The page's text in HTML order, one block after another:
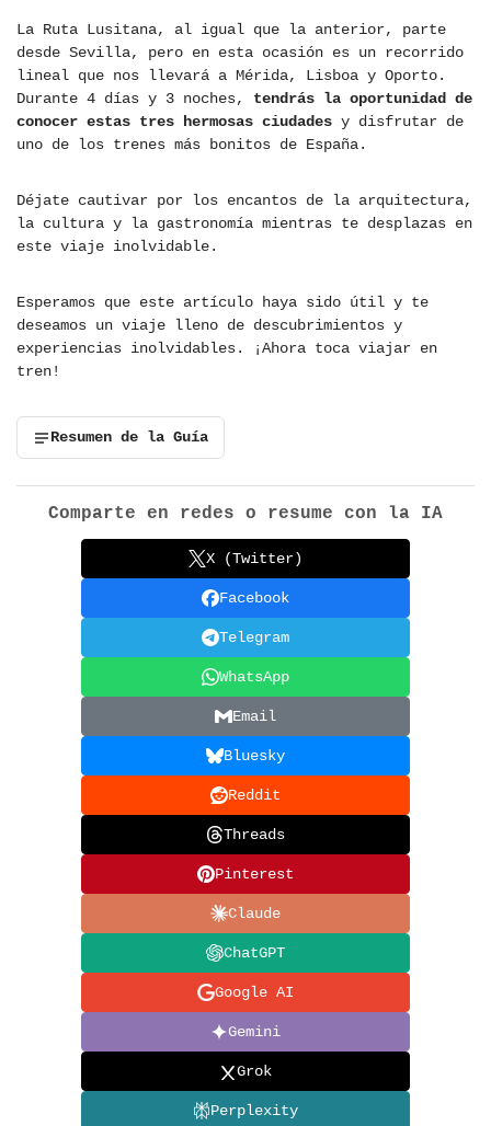
La Ruta Lusitana, al igual que la anterior, parte
desde Sevilla, pero en esta ocasión es un recorrido
lineal que nos llevará a Mérida, Lisboa y Oporto.
Durante 4 días y 3 noches, tendrás la oportunidad de
conocer estas tres hermosas ciudades y disfrutar de
uno de los trenes más bonitos de España.
Déjate cautivar por los encantos de la arquitectura,
la cultura y la gastronomía mientras te desplazas en
este viaje inolvidable.
Esperamos que este artículo haya sido útil y te
deseamos un viaje lleno de descubrimientos y
experiencias inolvidables. ¡Ahora toca viajar en
tren!
Resumen de la Guía
Comparte en redes o resume con la IA
X (Twitter)
Facebook
Telegram
WhatsApp
Email
Bluesky
Reddit
Threads
Pinterest
Claude
ChatGPT
Google AI
Gemini
Grok
Perplexity